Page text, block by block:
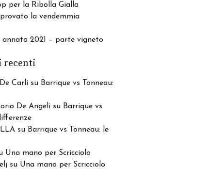
per la Ribolla Gialla
la vendemmia
annata 2021 – parte vigneto
recenti
Carli su Barrique vs Tonneau:
De Angeli su Barrique vs
su Barrique vs Tonneau: le
Una mano per Scricciolo
su Una mano per Scricciolo